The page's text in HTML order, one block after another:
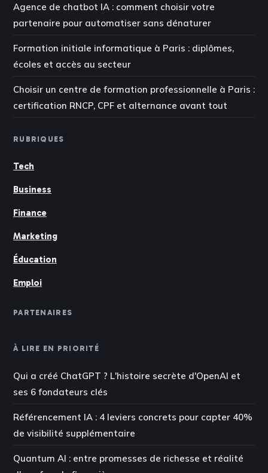
Agence de chatbot IA : comment choisir votre
partenaire pour automatiser sans dénaturer
Formation initiale informatique à Paris : diplômes,
écoles et accès au secteur
Choisir un centre de formation professionnelle à Paris :
certification RNCP, CPF et alternance avant tout
RUBRIQUES
Tech
Business
Finance
Marketing
Éducation
Emploi
PARTENAIRES
À LIRE EN PRIORITÉ
Qui a créé ChatGPT ? L'histoire secrète d'OpenAI et
ses 6 fondateurs clés
Référencement IA : 4 leviers concrets pour capter 40%
de visibilité supplémentaire
Quantum AI : entre promesses de richesse et réalité